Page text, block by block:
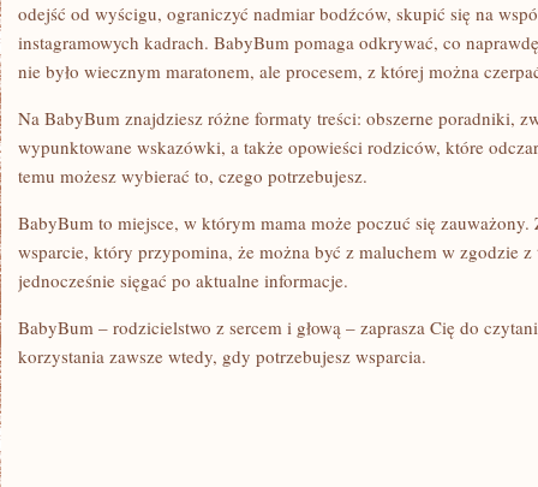
odejść od wyścigu, ograniczyć nadmiar bodźców, skupić się na
instagramowych kadrach. BabyBum pomaga odkrywać, co
nie było wiecznym maratonem, ale procesem, z której można
Na BabyBum znajdziesz różne formaty treści: obszerne poradniki,
wypunktowane wskazówki, a także opowieści rodziców, które
temu możesz wybierać to, czego potrzebujesz.
BabyBum to miejsce, w którym mama może poczuć się zauważony.
wsparcie, który przypomina, że można być z maluchem w zgodzie
jednocześnie sięgać po aktualne informacje.
BabyBum – rodzicielstwo z sercem i głową – zaprasza Cię do
korzystania zawsze wtedy, gdy potrzebujesz wsparcia.